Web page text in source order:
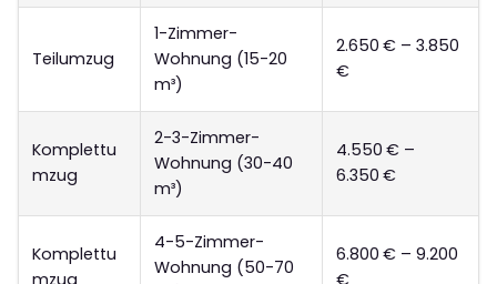
Teilumzug
1-Zimmer-
Wohnung (15-20
m³)
2.650 € – 3.850
€
Komplettu
mzug
2-3-Zimmer-
Wohnung (30-40
m³)
4.550 € –
6.350 €
Komplettu
4-5-Zimmer-
Wohnung (50-70
6.800 € – 9.200